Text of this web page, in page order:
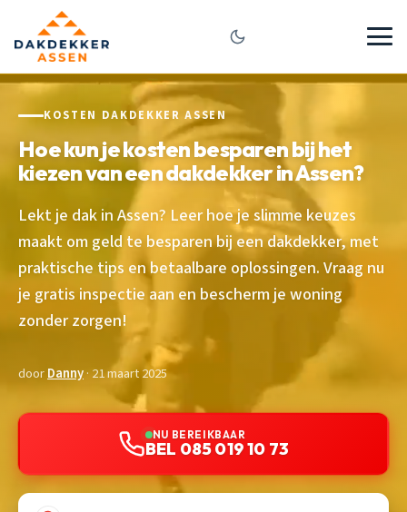
KOSTEN DAKDEKKER ASSEN
Hoe kun je kosten besparen bij het
kiezen van een dakdekker in Assen?
Lekt je dak in Assen? Leer hoe je slimme keuzes
maakt om geld te besparen bij een dakdekker, met
praktische tips en betaalbare oplossingen. Vraag nu
je gratis inspectie aan en bescherm je woning
zonder zorgen!
doorDanny· 21 maart 2025
NU BEREIKBAAR
BEL 085 019 10 73